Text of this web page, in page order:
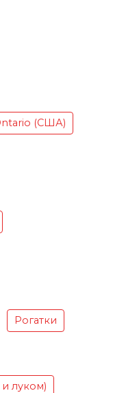
(США)
Рогатки
луком)